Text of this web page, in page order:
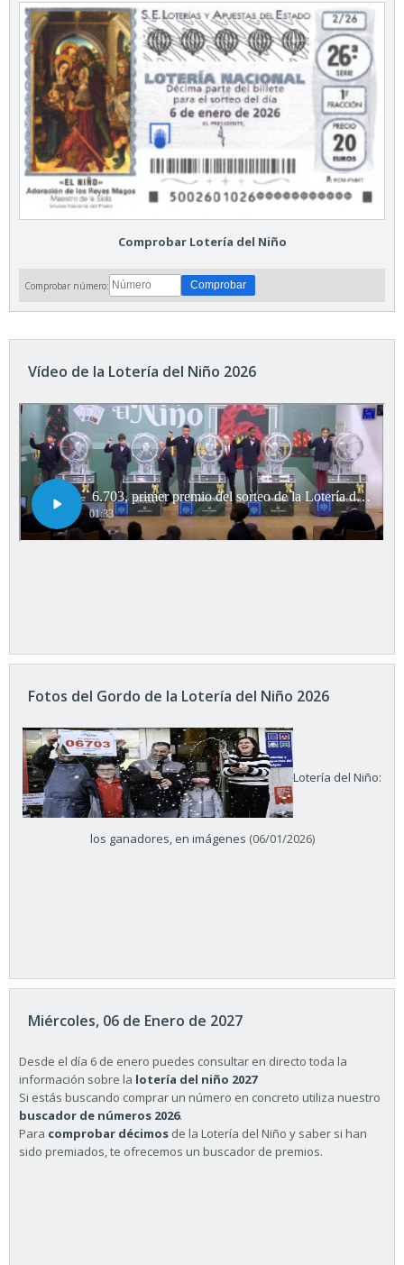
Comprobar Lotería del Niño
Comprobar número:
Vídeo de la Lotería del Niño 2026
Fotos del Gordo de la Lotería del Niño 2026
Lotería del Niño:
los ganadores, en imágenes (06/01/2026)
Miércoles, 06 de Enero de 2027
Desde el día 6 de enero puedes consultar en directo toda la
información sobre la lotería del niño 2027
Si estás buscando comprar un número en concreto utiliza nuestro
buscador de números 2026.
Para comprobar décimos de la Lotería del Niño y saber si han
sido premiados, te ofrecemos un buscador de premios.